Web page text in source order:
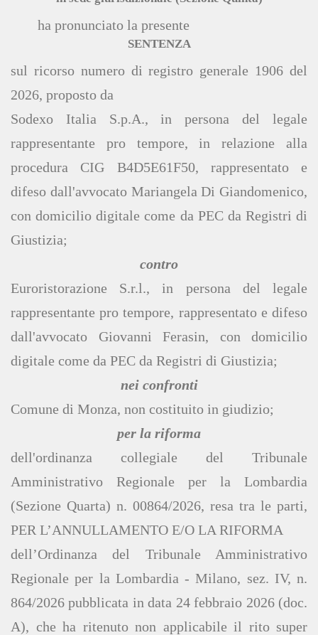
ha pronunciato la presente
SENTENZA
sul ricorso numero di registro generale 1906 del
2026, proposto da
Sodexo Italia S.p.A., in persona del legale
rappresentante pro tempore, in relazione alla
procedura CIG B4D5E61F50, rappresentato e
difeso dall'avvocato Mariangela Di Giandomenico,
con domicilio digitale come da PEC da Registri di
Giustizia;
contro
Euroristorazione S.r.l., in persona del legale
rappresentante pro tempore, rappresentato e difeso
dall'avvocato Giovanni Ferasin, con domicilio
digitale come da PEC da Registri di Giustizia;
nei confronti
Comune di Monza, non costituito in giudizio;
per la riforma
dell'ordinanza collegiale del Tribunale
Amministrativo Regionale per la Lombardia
(Sezione Quarta) n. 00864/2026, resa tra le parti,
PER L’ANNULLAMENTO E/O LA RIFORMA
dell’Ordinanza del Tribunale Amministrativo
Regionale per la Lombardia - Milano, sez. IV, n.
864/2026 pubblicata in data 24 febbraio 2026 (doc.
A), che ha ritenuto non applicabile il rito super